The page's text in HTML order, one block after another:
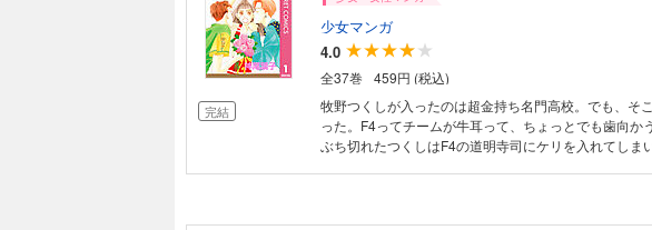
完結
少女マンガ
4.0
全37巻
459円 (税込)
牧野つくしが入ったのは超金持ち名門高校。でも、そ
った。F4ってチームが牛耳って、ちょっとでも歯向か
ぶち切れたつくしはF4の道明寺司にケリを入れてしま